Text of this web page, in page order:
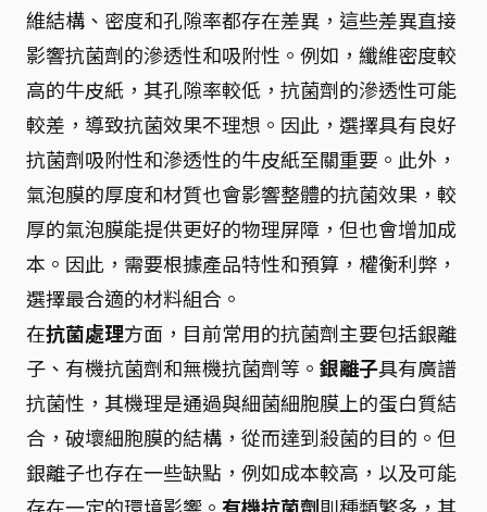
維結構、密度和孔隙率都存在差異，這些差異直接
影響抗菌劑的滲透性和吸附性。例如，纖維密度較
高的牛皮紙，其孔隙率較低，抗菌劑的滲透性可能
較差，導致抗菌效果不理想。因此，選擇具有良好
抗菌劑吸附性和滲透性的牛皮紙至關重要。此外，
氣泡膜的厚度和材質也會影響整體的抗菌效果，較
厚的氣泡膜能提供更好的物理屏障，但也會增加成
本。因此，需要根據產品特性和預算，權衡利弊，
選擇最合適的材料組合。
在抗菌處理方面，目前常用的抗菌劑主要包括銀離
子、有機抗菌劑和無機抗菌劑等。 銀離子具有廣譜
抗菌性，其機理是通過與細菌細胞膜上的蛋白質結
合，破壞細胞膜的結構，從而達到殺菌的目的。但
銀離子也存在一些缺點，例如成本較高，以及可能